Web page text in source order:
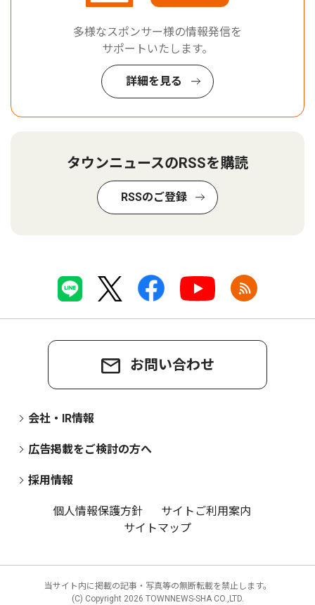
多様なスポンサー様の情報発信を
サポートいたします。
詳細を見る
タウンニュースのRSSを購読
RSSのご登録
お問い合わせ
会社・IR情報
広告掲載をご検討の方へ
採用情報
個人情報保護方針
サイトご利用案内
サイトマップ
当サイト内に掲載の記事・写真等の無断転載を禁止します。
(C) Copyright 2026 TOWNNEWS-SHA CO.,LTD.